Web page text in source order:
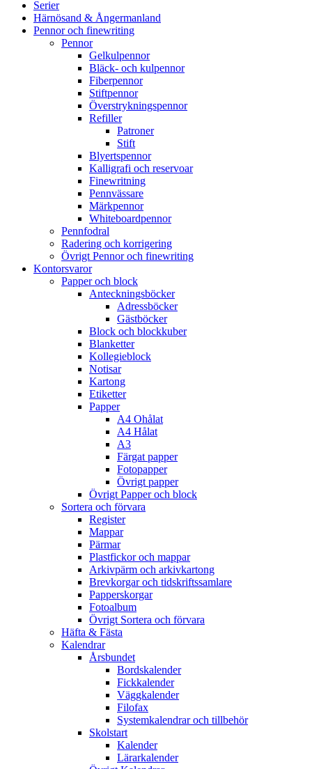
Serier
Härnösand & Ångermanland
Pennor och finewriting
Pennor
Gelkulpennor
Bläck- och kulpennor
Fiberpennor
Stiftpennor
Överstrykningspennor
Refiller
Patroner
Stift
Blyertspennor
Kalligrafi och reservoar
Finewritning
Pennvässare
Märkpennor
Whiteboardpennor
Pennfodral
Radering och korrigering
Övrigt Pennor och finewriting
Kontorsvaror
Papper och block
Anteckningsböcker
Adressböcker
Gästböcker
Block och blockkuber
Blanketter
Kollegieblock
Notisar
Kartong
Etiketter
Papper
A4 Ohålat
A4 Hålat
A3
Färgat papper
Fotopapper
Övrigt papper
Övrigt Papper och block
Sortera och förvara
Register
Mappar
Pärmar
Plastfickor och mappar
Arkivpärm och arkivkartong
Brevkorgar och tidskriftssamlare
Papperskorgar
Fotoalbum
Övrigt Sortera och förvara
Häfta & Fästa
Kalendrar
Årsbundet
Bordskalender
Fickkalender
Väggkalender
Filofax
Systemkalendrar och tillbehör
Skolstart
Kalender
Lärarkalender